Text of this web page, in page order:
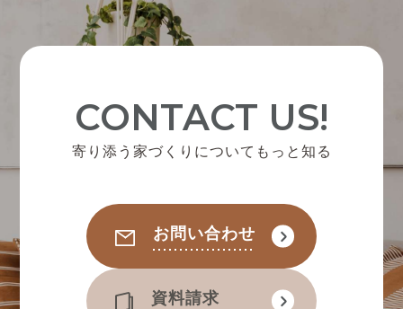
CONTACT US!
寄り添う家づくりについてもっと知る
お問い合わせ
資料請求